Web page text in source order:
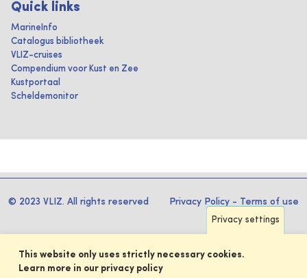
Quick links
MarineInfo
Catalogus bibliotheek
VLIZ-cruises
Compendium voor Kust en Zee
Kustportaal
Scheldemonitor
© 2023 VLIZ. All rights reserved Privacy Policy - Terms of use
Privacy settings
This website only uses strictly necessary cookies.
Learn more in our privacy policy